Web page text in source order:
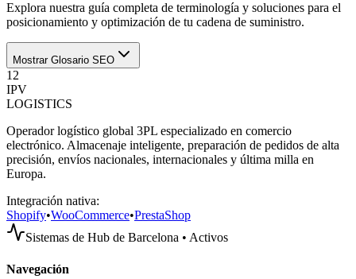
Explora nuestra guía completa de terminología y soluciones para el
posicionamiento y optimización de tu cadena de suministro.
Mostrar Glosario SEO
12
IPV
LOGISTICS
Operador logístico global 3PL especializado en comercio
electrónico. Almacenaje inteligente, preparación de pedidos de alta
precisión, envíos nacionales, internacionales y última milla en
Europa.
Integración nativa:
Shopify•WooCommerce•PrestaShop
Sistemas de Hub de Barcelona • Activos
Navegación